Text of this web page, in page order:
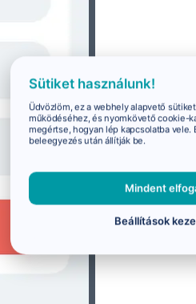
Sütiket használunk!
Üdvözlöm, ez a webhely alapvető
működéséhez, és nyomkövető cookie-
megértse, hogyan lép kapcsolatba vele.
beleegyezés után állítják be.
Mindent
Beállítások